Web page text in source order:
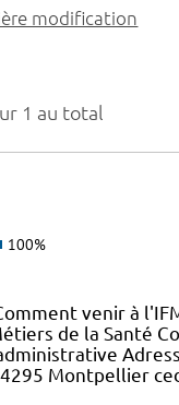
1 au total
100%
venir à
de la Santé
Montpellier
modification